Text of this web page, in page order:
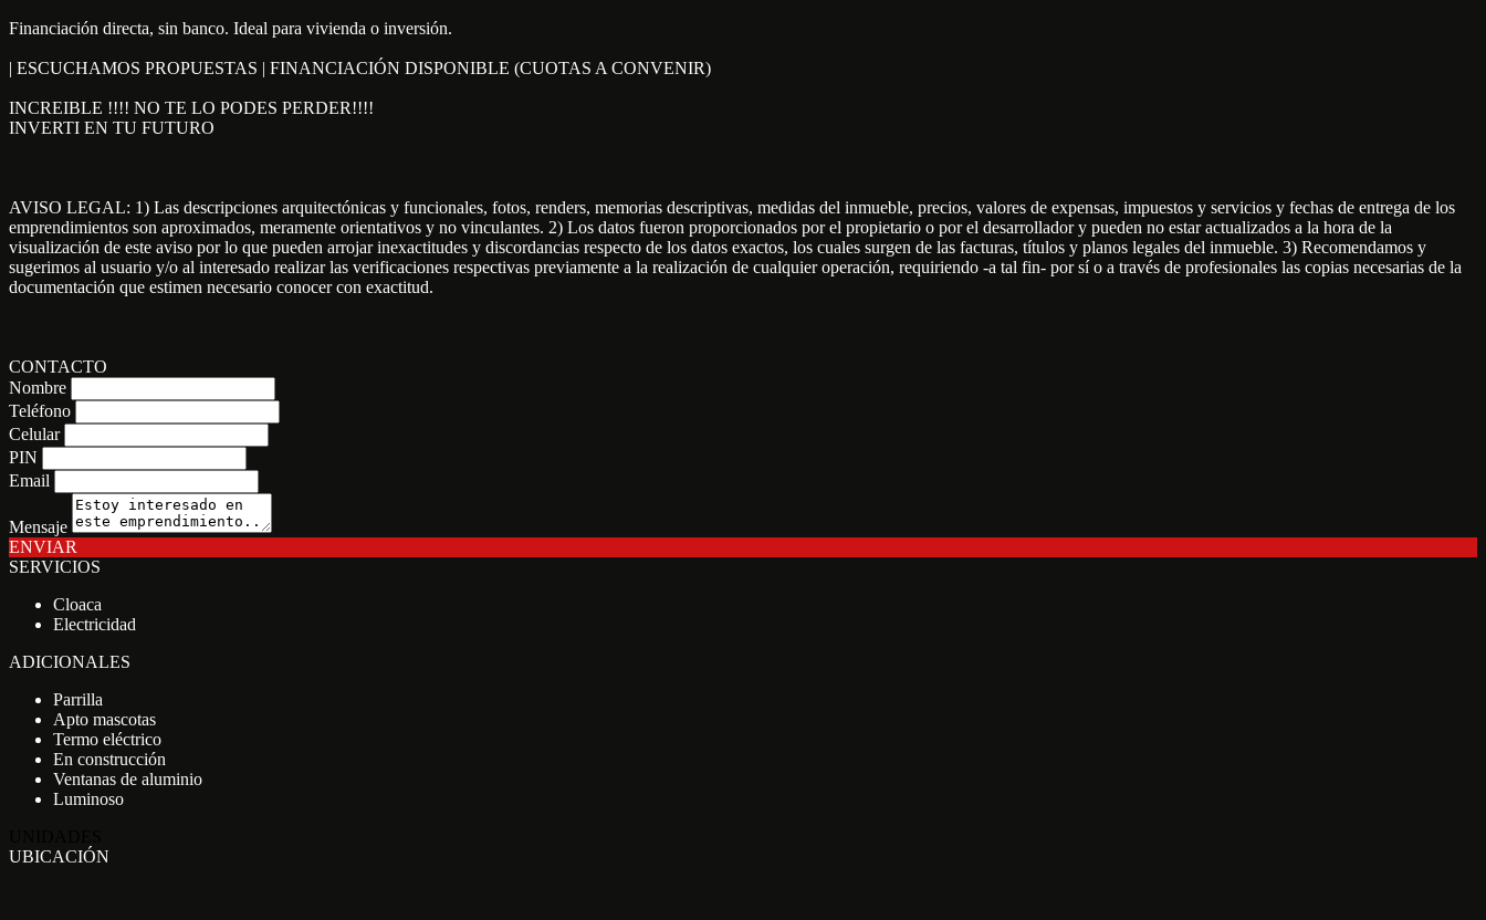
Financiación directa, sin banco. Ideal para vivienda o inversión.
| ESCUCHAMOS PROPUESTAS | FINANCIACIÓN DISPONIBLE (CUOTAS A CONVENIR)
INCREIBLE !!!! NO TE LO PODES PERDER!!!!
INVERTI EN TU FUTURO
AVISO LEGAL: 1) Las descripciones arquitectónicas y funcionales, fotos, renders, memorias descriptivas, medidas del inmueble, precios, valores de expensas, impuestos y servicios y fechas de entrega de los
emprendimientos son aproximados, meramente orientativos y no vinculantes. 2) Los datos fueron proporcionados por el propietario o por el desarrollador y pueden no estar actualizados a la hora de la
visualización de este aviso por lo que pueden arrojar inexactitudes y discordancias respecto de los datos exactos, los cuales surgen de las facturas, títulos y planos legales del inmueble. 3) Recomendamos y
sugerimos al usuario y/o al interesado realizar las verificaciones respectivas previamente a la realización de cualquier operación, requiriendo -a tal fin- por sí o a través de profesionales las copias necesarias de la
documentación que estimen necesario conocer con exactitud.
CONTACTO
Nombre
Teléfono
Celular
PIN
Email
Mensaje
ENVIAR
SERVICIOS
Cloaca
Electricidad
ADICIONALES
Parrilla
Apto mascotas
Termo eléctrico
En construcción
Ventanas de aluminio
Luminoso
UBICACIÓN